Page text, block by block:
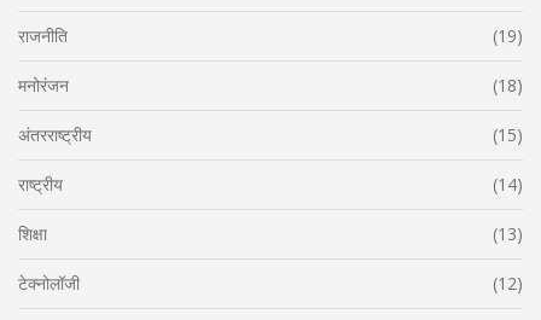
राजनीति (19)
मनोरंजन (18)
अंतरराष्ट्रीय (15)
राष्ट्रीय (14)
शिक्षा (13)
टेक्नोलॉजी (12)